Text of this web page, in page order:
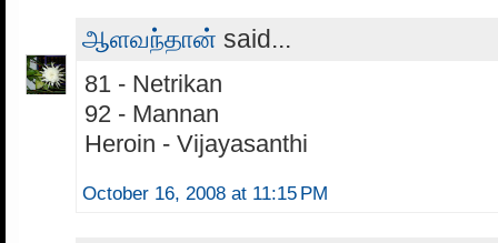
ஆளவந்தான் said...
81 - Netrikan
92 - Mannan
Heroin - Vijayasanthi
October 16, 2008 at 11:15 PM